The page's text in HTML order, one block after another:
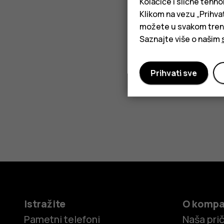
Istražite
Pametni telefoni
O
Naša
Klikom na vezu
možete u svakom
Saznajte više o našim
Prihvati sve